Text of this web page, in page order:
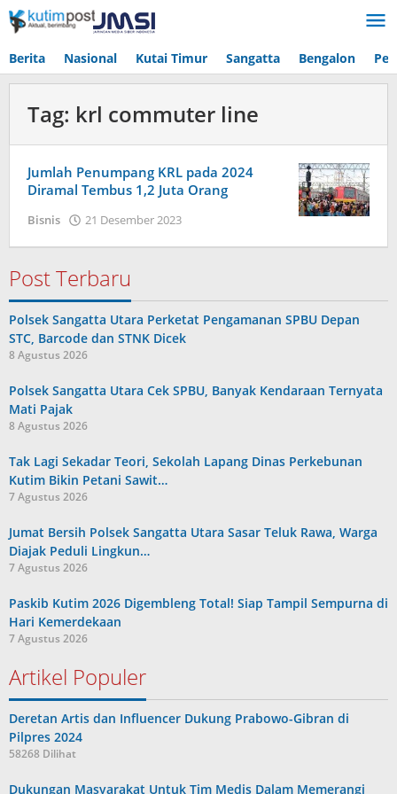
Lewati
ke
Berita Nasional Kutai Timur Sangatta Bengalon
Tag: krl commuter line
Jumlah Penumpang KRL pada 2024
Diramal Tembus 1,2 Juta Orang
Bisnis 21 Desember 2023
Post Terbaru
Polsek Sangatta Utara Perketat Pengamanan SPBU Depan
STC, Barcode dan STNK Dicek
8 Agustus 2026
Polsek Sangatta Utara Cek SPBU, Banyak Kendaraan Ternyata
Mati Pajak
8 Agustus 2026
Tak Lagi Sekadar Teori, Sekolah Lapang Dinas Perkebunan
Kutim Bikin Petani Sawit…
7 Agustus 2026
Jumat Bersih Polsek Sangatta Utara Sasar Teluk Rawa, Warga
Diajak Peduli Lingkun…
7 Agustus 2026
Paskib Kutim 2026 Digembleng Total! Siap Tampil Sempurna di
Hari Kemerdekaan
7 Agustus 2026
Artikel Populer
Deretan Artis dan Influencer Dukung Prabowo-Gibran di
Pilpres 2024
58268 Dilihat
Dukungan Masyarakat Untuk Tim Medis Dalam Memerangi